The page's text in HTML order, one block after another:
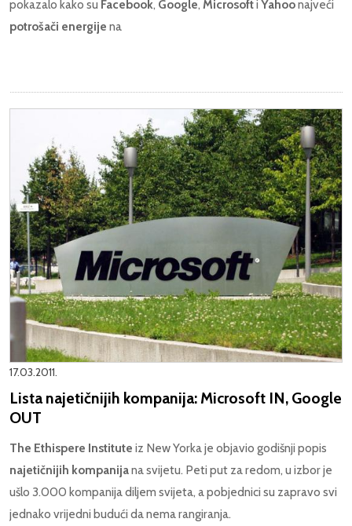
pokazalo kako su Facebook, Google, Microsofti Yahoonajveći
potrošači energije na
17.03.2011.
Lista najetičnijih kompanija: Microsoft IN, Google
OUT
The Ethispere Institute iz New Yorka je objavio godišnji popis
najetičnijih kompanijana svijetu. Peti put za redom, u izbor je
ušlo 3.000 kompanija diljem svijeta, a pobjednici su zapravo svi
jednako vrijedni budući da nema rangiranja.